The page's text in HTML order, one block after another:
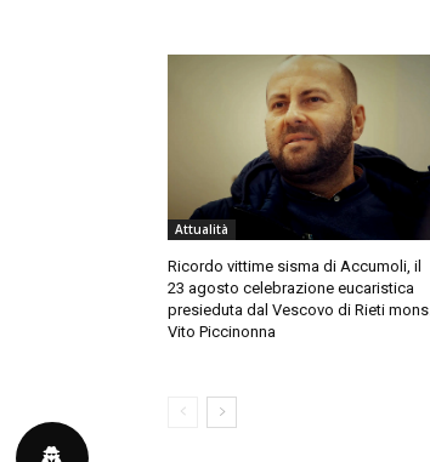
Attualità
Ricordo vittime sisma di Accumoli, il
23 agosto celebrazione eucaristica
presieduta dal Vescovo di Rieti mons.
Vito Piccinonna